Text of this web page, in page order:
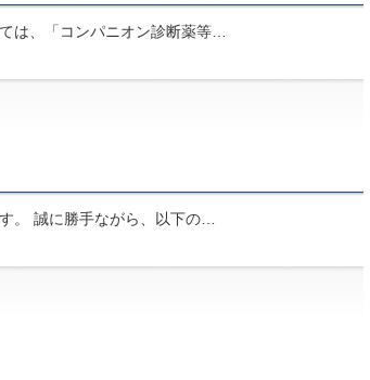
は、「コンパニオン診断薬等…
。 誠に勝手ながら、以下の…